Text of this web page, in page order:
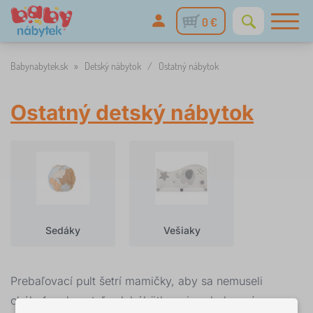
0 €
Babynabytek.sk » Detský nábytok / Ostatný nábytok
Ostatný detský nábytok
Sedáky Vešiaky
Prebaľovací pult šetrí mamičky, aby sa nemuseli
ohýbať nad posteľou k bábätku pri prebalovaní.